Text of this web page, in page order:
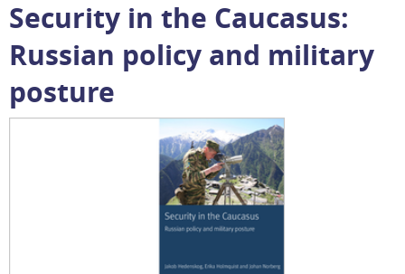
Security in the Caucasus:
Russian policy and military
posture